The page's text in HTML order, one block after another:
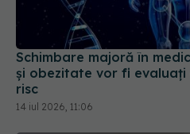
Schimbare majoră în
și obezitate vor fi evaluați
risc
14 iul 2026, 11:06